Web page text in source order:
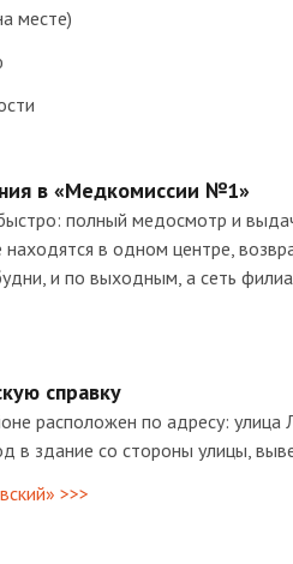
месте)
в «Медкомиссии №1»
полный медосмотр и
в одном центре,
и по выходным, а сеть
справку
расположен по адресу:
в здание со стороны улицы,
>>>